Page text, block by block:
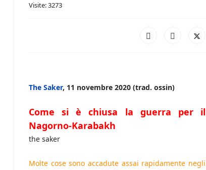
Visite: 3273
The Saker, 11 novembre 2020 (trad. ossin)
Come si è chiusa la guerra per il
Nagorno-Karabakh
the saker
Molte cose sono accadute assai rapidamente negli